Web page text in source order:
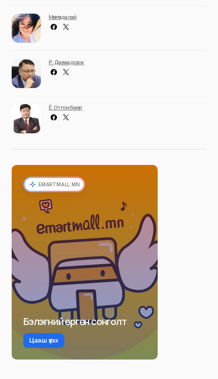
Мөнгөндалай
Р. Даваадорж
Ё. Отгонбаяр
EMARTMALL.MN
Бэлэгний өргөн сонголт
Цааш үзэх